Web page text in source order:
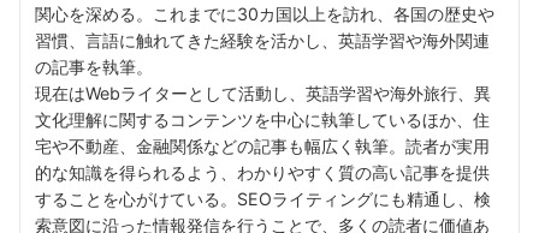
関心を深める。これまでに30カ国以上を訪れ、各国の歴史や
習慣、言語に触れてきた経験を活かし、英語学習や海外関連
の記事を執筆。
現在はWebライターとして活動し、英語学習や海外旅行、異
文化理解に関するコンテンツを中心に執筆しているほか、住
宅や不動産、金融関係などの記事も幅広く執筆。読者が実用
的な知識を得られるよう、わかりやすく質の高い記事を提供
することを心がけている。SEOライティングにも精通し、検
索意図に沿った情報発信を行うことで、多くの読者に価値あ